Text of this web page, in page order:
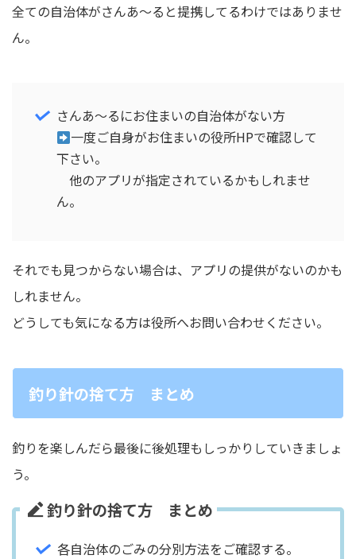
全ての自治体がさんあ～ると提携してるわけではありませ
ん。
さんあ～るにお住まいの自治体がない方
一度ご自身がお住まいの役所HPで確認して
下さい。
他のアプリが指定されているかもしれませ
ん。
それでも見つからない場合は、アプリの提供がないのかも
しれません。
どうしても気になる方は役所へお問い合わせください。
釣り針の捨て方 まとめ
釣りを楽しんだら最後に後処理もしっかりしていきましょ
う。
釣り針の捨て方 まとめ
各自治体のごみの分別方法をご確認する。